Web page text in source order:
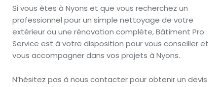
Si vous êtes à Nyons et que vous recherchez un
professionnel pour un simple nettoyage de votre
extérieur ou une rénovation complète, Bâtiment Pro
Service est à votre disposition pour vous conseiller et
vous accompagner dans vos projets à Nyons.
N’hésitez pas à nous contacter pour obtenir un devis